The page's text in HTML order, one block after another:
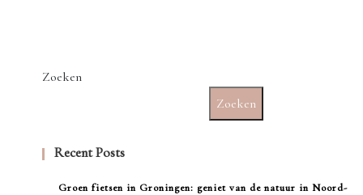
Zoeken
Zoeken
Recent Posts
Groen fietsen in Groningen: geniet van de natuur in Noord-